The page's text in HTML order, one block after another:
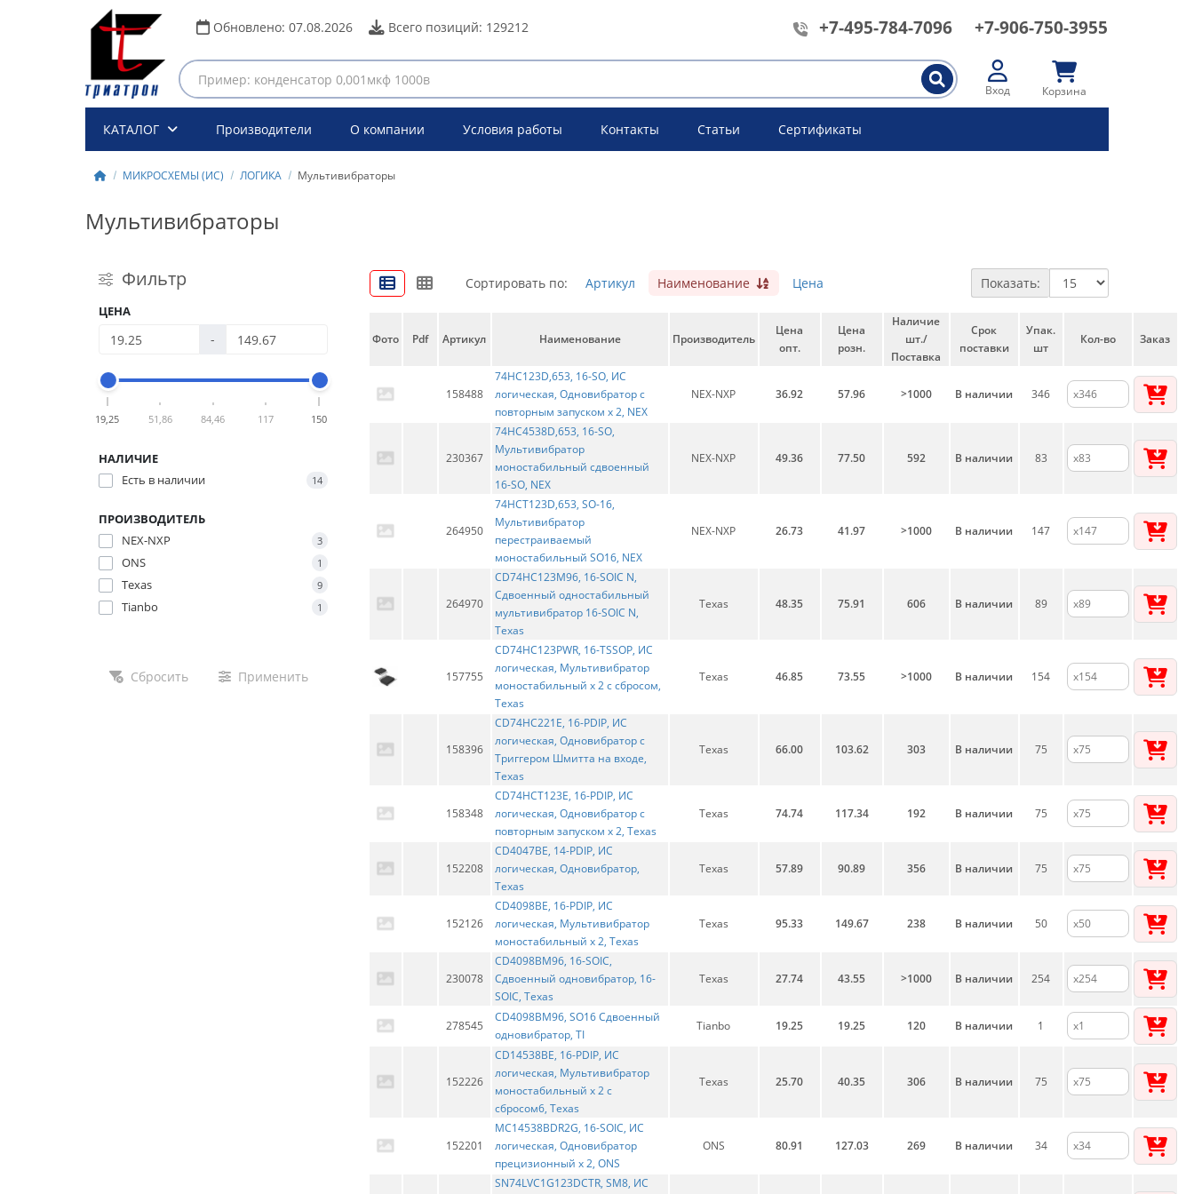
Обновлено: 07.08.2026 Всего позиций: 129212 +7-495-784-7096 +7-906-750-3955
Вход Корзина
КАТАЛОГ Производители О компании Условия работы Контакты Статьи Сертификаты
МИКРОСХЕМЫ (ИС) ЛОГИКА Мультивибраторы
Мультивибраторы
Фильтр
ЦЕНА
-
19,25 51,86 84,46 117 150
НАЛИЧИЕ
Есть в наличии
14
ПРОИЗВОДИТЕЛЬ
NEX-NXP
3
ONS 1
Texas 9
Tianbo 1
Сбросить Применить
Сортировать по: Артикул Наименование Цена Показать:
Фото Pdf Артикул Наименование Производитель
Цена
опт.
Цена
розн.
Наличие
шт./
Поставка
Срок
поставки
Упак.
шт
Кол-во Заказ
158488
74HC123D,653, 16-SO, ИС
логическая, Одновибратор с
повторным запуском х 2, NEX
NEX-NXP 36.92 57.96 >1000 В наличии 346
230367
74HC4538D,653, 16-SO,
Мультивибратор
моностабильный сдвоенный
16-SO, NEX
NEX-NXP 49.36 77.50 592 В наличии 83
264950
74HCT123D,653, SO-16,
Мультивибратор
перестраиваемый
моностабильный SO16, NEX
NEX-NXP 26.73 41.97 >1000 В наличии 147
264970
CD74HC123M96, 16-SOIC N,
Сдвоенный одностабильный
мультивибратор 16-SOIC N,
Texas
Texas 48.35 75.91 606 В наличии 89
157755
CD74HC123PWR, 16-TSSOP, ИС
логическая, Мультивибратор
моностабильный х 2 с сбросом,
Texas
Texas 46.85 73.55 >1000 В наличии 154
158396
CD74HC221E, 16-PDIP, ИС
логическая, Одновибратор с
Триггером Шмитта на входе,
Texas
Texas 66.00 103.62 303 В наличии 75
158348
CD74HCT123E, 16-PDIP, ИС
логическая, Одновибратор с
повторным запуском х 2, Texas
Texas 74.74 117.34 192 В наличии 75
152208
CD4047BE, 14-PDIP, ИС
логическая, Одновибратор,
Texas
Texas 57.89 90.89 356 В наличии 75
152126
CD4098BE, 16-PDIP, ИС
логическая, Мультивибратор
моностабильный х 2, Texas
Texas 95.33 149.67 238 В наличии 50
230078
CD4098BM96, 16-SOIC,
Сдвоенный одновибратор, 16-
SOIC, Texas
Texas 27.74 43.55 >1000 В наличии 254
278545
CD4098BM96, SO16 Сдвоенный
одновибратор, TI
Tianbo 19.25 19.25 120 В наличии 1
152226
CD14538BE, 16-PDIP, ИС
логическая, Мультивибратор
моностабильный х 2 с
сбросом6, Texas
Texas 25.70 40.35 306 В наличии 75
152201
MC14538BDR2G, 16-SOIC, ИС
логическая, Одновибратор
прецизионный х 2, ONS
ONS 80.91 127.03 269 В наличии 34
SN74LVC1G123DCTR, SM8, ИС